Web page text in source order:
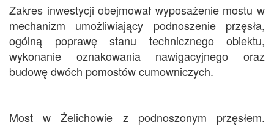
Zakres inwestycji obejmował wyposażenie mostu w
mechanizm umożliwiający podnoszenie przęsła,
ogólną poprawę stanu technicznego obiektu,
wykonanie oznakowania nawigacyjnego oraz
budowę dwóch pomostów cumowniczych.
Most w Żelichowie z podnoszonym przęsłem.